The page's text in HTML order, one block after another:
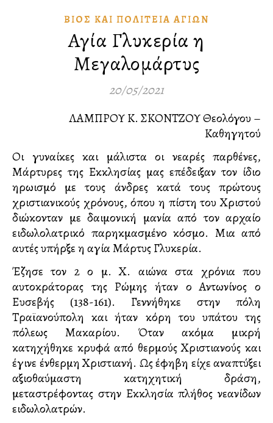
ΒΊΟΣ ΚΑῚ ΠΟΛΙΤΕΊΑ ἉΓΊΩΝ
Αγία Γλυκερία η
Μεγαλομάρτυς
20/05/2021
ΛΑΜΠΡΟΥ Κ. ΣΚΟΝΤΖΟΥ Θεολόγου –
Καθηγητού
Οι γυναίκες και μάλιστα οι νεαρές παρθένες,
Μάρτυρες της Εκκλησίας μας επέδειξαν τον ίδιο
ηρωισμό με τους άνδρες κατά τους πρώτους
χριστιανικούς χρόνους, όπου η πίστη του Χριστού
διώκονταν με δαιμονική μανία από τον αρχαίο
ειδωλολατρικό παρηκμασμένο κόσμο. Μια από
αυτές υπήρξε η αγία Μάρτυς Γλυκερία.
Έζησε τον 2 ο μ. Χ. αιώνα στα χρόνια που
αυτοκράτορας της Ρώμης ήταν ο Αντωνίνος ο
Ευσεβής (138-161). Γεννήθηκε στην πόλη
Τραϊανούπολη και ήταν κόρη του υπάτου της
πόλεως Μακαρίου. Όταν ακόμα μικρή
κατηχήθηκε κρυφά από θερμούς Χριστιανούς και
έγινε ένθερμη Χριστιανή. Ως έφηβη είχε αναπτύξει
αξιοθαύμαστη κατηχητική δράση,
μεταστρέφοντας στην Εκκλησία πλήθος νεανίδων
ειδωλολατρών.